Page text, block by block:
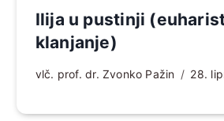
Ilija u pustinji
klanjanje)
vlč. prof. dr. Zvonko Pažin 28.